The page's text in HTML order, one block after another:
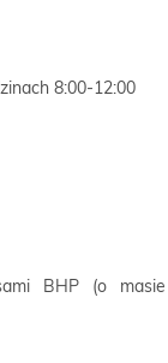
8:00-12:00​
BHP (o masie